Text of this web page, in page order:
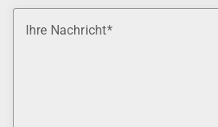
Ihre Nachricht